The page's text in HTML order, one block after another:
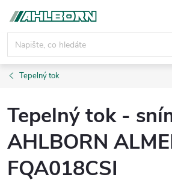
obsah
Tepelný tok
Tepelný tok -
AHLBORN
FQA018CSI